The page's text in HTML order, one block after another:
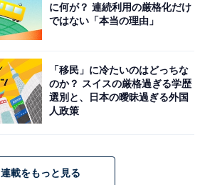
に何が？ 連続利用の厳格化だけ
ではない「本当の理由」
「移民」に冷たいのはどっちな
のか？ スイスの厳格過ぎる学歴
選別と、日本の曖昧過ぎる外国
人政策
連載をもっと見る